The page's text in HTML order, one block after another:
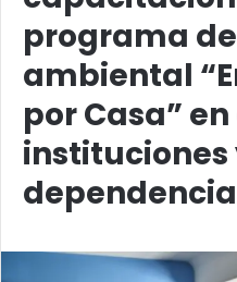
programa
ambiental
por Casa”
instituciones